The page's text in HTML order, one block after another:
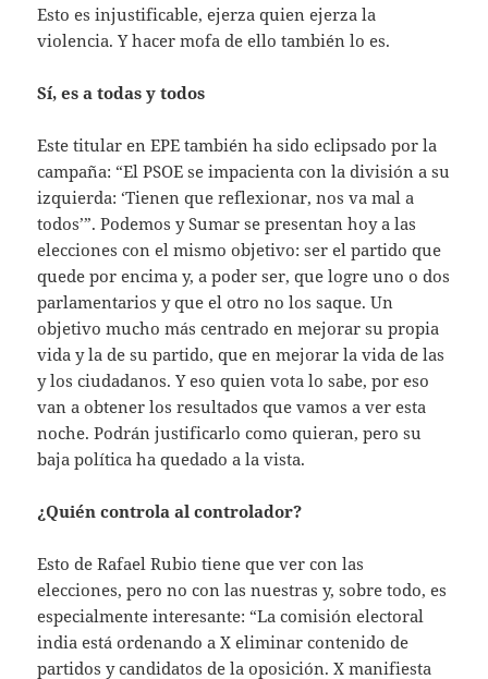
Esto es injustificable, ejerza quien ejerza la
violencia. Y hacer mofa de ello también lo es.
Sí, es a todas y todos
Este titular en EPE también ha sido eclipsado por la
campaña: “El PSOE se impacienta con la división a su
izquierda: ‘Tienen que reflexionar, nos va mal a
todos’”. Podemos y Sumar se presentan hoy a las
elecciones con el mismo objetivo: ser el partido que
quede por encima y, a poder ser, que logre uno o dos
parlamentarios y que el otro no los saque. Un
objetivo mucho más centrado en mejorar su propia
vida y la de su partido, que en mejorar la vida de las
y los ciudadanos. Y eso quien vota lo sabe, por eso
van a obtener los resultados que vamos a ver esta
noche. Podrán justificarlo como quieran, pero su
baja política ha quedado a la vista.
¿Quién controla al controlador?
Esto de Rafael Rubio tiene que ver con las
elecciones, pero no con las nuestras y, sobre todo, es
especialmente interesante: “La comisión electoral
india está ordenando a X eliminar contenido de
partidos y candidatos de la oposición. X manifiesta